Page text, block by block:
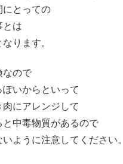
にとっての
とは
ります。
なので
いからといって
にアレンジして
と中毒物質があるので
ように注意してください。